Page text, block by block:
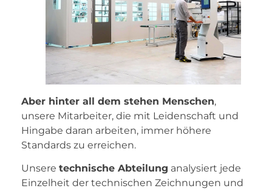
Aber hinter all dem stehen Menschen,
unsere Mitarbeiter, die mit Leidenschaft und
Hingabe daran arbeiten, immer höhere
Standards zu erreichen.
Unsere technische Abteilung analysiert jede
Einzelheit der technischen Zeichnungen und